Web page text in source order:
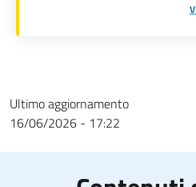
Ultimo aggiornamento
16/06/2026 - 17:22